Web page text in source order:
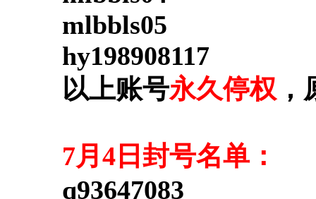
mlbbls05
hy198908117
以上账号永久停权 ，
7月4日封号名单：
q93647083